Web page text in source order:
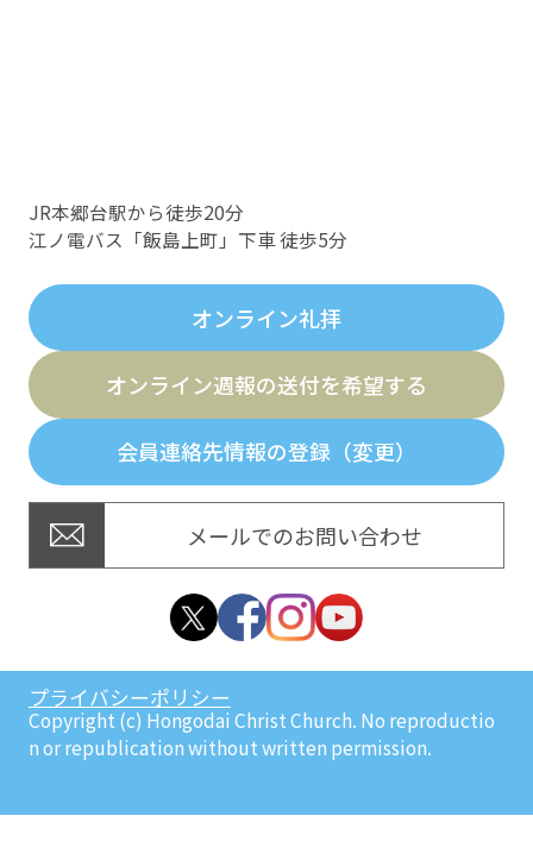
JR本郷台駅から徒歩20分
江ノ電バス「飯島上町」下車 徒歩5分
オンライン礼拝
オンライン週報の送付を希望する
会員連絡先情報の登録（変更）
メールでのお問い合わせ
プライバシーポリシー
Copyright (c) Hongodai Christ Church. No reproductio
n or republication without written permission.